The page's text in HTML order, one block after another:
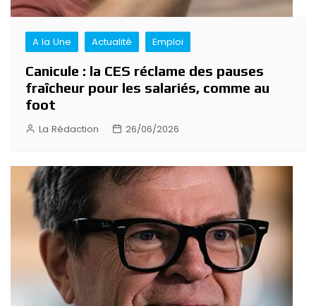
A la Une Actualité Emploi
Canicule : la CES réclame des pauses
fraîcheur pour les salariés, comme au
foot
La Rédaction 26/06/2026